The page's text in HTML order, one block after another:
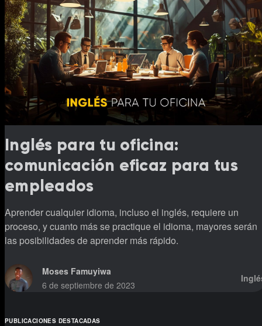
Inglés para tu oficina:
comunicación eficaz para tus
empleados
Aprender cualquier idioma, incluso el inglés, requiere un
proceso, y cuanto más se practique el idioma, mayores serán
las posibilidades de aprender más rápido.
Moses Famuyiwa
6 de septiembre de 2023
PUBLICACIONES DESTACADAS